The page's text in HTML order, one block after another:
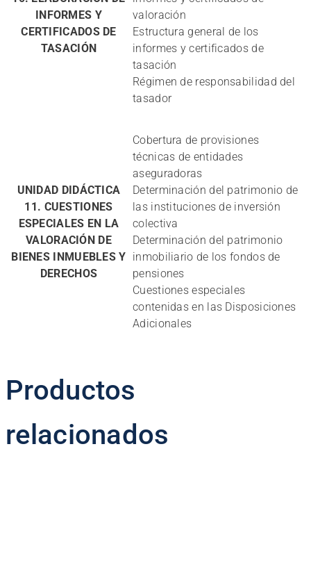
INFORMES Y
CERTIFICADOS DE
TASACIÓN
valoración
Estructura general de los
informes y certificados de
tasación
Régimen de responsabilidad del
tasador
UNIDAD DIDÁCTICA
11. CUESTIONES
ESPECIALES EN LA
VALORACIÓN DE
BIENES INMUEBLES Y
DERECHOS
Cobertura de provisiones
técnicas de entidades
aseguradoras
Determinación del patrimonio de
las instituciones de inversión
colectiva
Determinación del patrimonio
inmobiliario de los fondos de
pensiones
Cuestiones especiales
contenidas en las Disposiciones
Adicionales
Productos
relacionados